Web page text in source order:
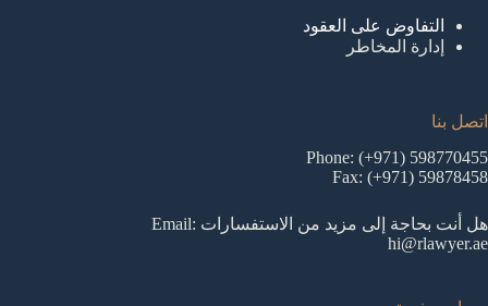
التفاوض على العقود
إدارة المخاطر
اتصل بنا
Phone: (+971) 598770455
Fax: (+971) 59878458
هل أنت بحاجة إلى مزيد من الاستفسارات Email:
hi@rlawyer.ae